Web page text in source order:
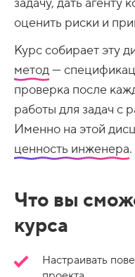
оценить риски и
Курс собирает эту
метод—
проверка после
работы для задач с
Именно на этой
ценность инженера.
Что вы
курса
Настраивать